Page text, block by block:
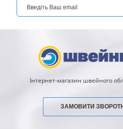
Інтернет-магазин швейного
ЗАМОВИТИ